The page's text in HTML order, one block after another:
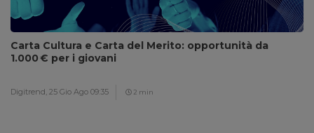
Carta Cultura e Carta del Merito: opportunità da
1.000 € per i giovani
Digitrend, 25 Gio Ago 09:35 2 min